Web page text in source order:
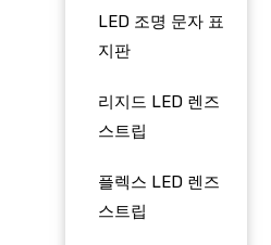
LED 조명 문자 표
지판
리지드 LED 렌즈
스트립
플렉스 LED 렌즈
스트립